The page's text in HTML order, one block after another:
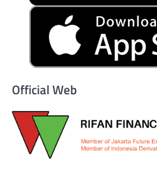
Official Web